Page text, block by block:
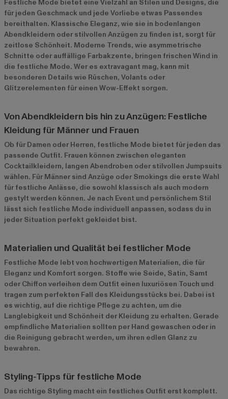
Festliche Mode bietet eine Vielzahl an Stilen und Designs, die
für jeden Geschmack und jede Vorliebe etwas Passendes
bereithalten. Klassische Eleganz, wie sie in bodenlangen
Abendkleidern oder stilvollen Anzügen zu finden ist, sorgt für
zeitlose Schönheit. Moderne Trends, wie asymmetrische
Schnitte oder auffällige Farbakzente, bringen frischen Wind in
die festliche Mode. Wer es extravagant mag, kann mit
besonderen Details wie Rüschen, Volants oder
Glitzerelementen für einen Wow-Effekt sorgen.
Von Abendkleidern bis hin zu Anzügen: Festliche
Kleidung für Männer und Frauen
Ob für Damen oder Herren, festliche Mode bietet für jeden das
passende Outfit. Frauen können zwischen eleganten
Cocktailkleidern, langen Abendroben oder stilvollen Jumpsuits
wählen. Für Männer sind Anzüge oder Smokings die erste Wahl
für festliche Anlässe, die sowohl klassisch als auch modern
gestylt werden können. Je nach Event und persönlichem Stil
lässt sich festliche Mode individuell anpassen, sodass du in
jeder Situation perfekt gekleidet bist.
Materialien und Qualität bei festlicher Mode
Festliche Mode lebt von hochwertigen Materialien, die für
Eleganz und Komfort sorgen. Stoffe wie Seide, Satin, Samt
oder Chiffon verleihen dem Outfit einen luxuriösen Touch und
tragen zum perfekten Fall des Kleidungsstücks bei. Dabei ist
es wichtig, auf die richtige Pflege zu achten, um die
Langlebigkeit und Schönheit der Kleidung zu erhalten. Gerade
empfindliche Materialien sollten per Hand gewaschen oder in
die Reinigung gebracht werden, um ihren edlen Glanz zu
bewahren.
Styling-Tipps für festliche Mode
Das richtige Styling macht ein festliches Outfit erst komplett.